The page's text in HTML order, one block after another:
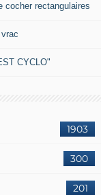
cocher rectangulaires
CYCLO"
1903
300
201